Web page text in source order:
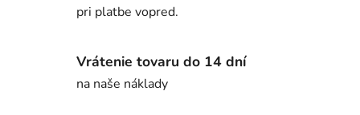
pri platbe vopred.
Vrátenie tovaru do 14 dní
na naše náklady